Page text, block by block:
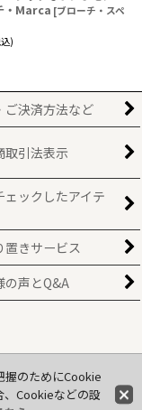
・Marca [ブローチ・スペ
)
ご決済方法など
取引法表示
ェックしたアイテ
置きサービス
の声とQ&A
Reserved.
握のためにCookie
、Cookieなどの設